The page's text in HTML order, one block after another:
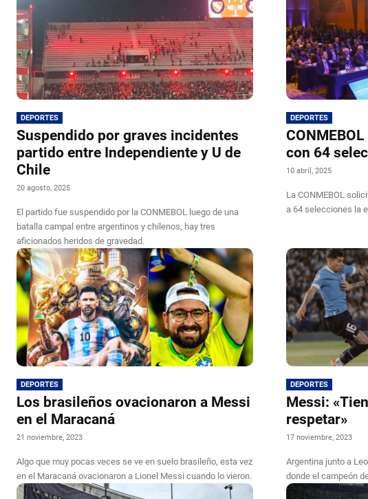
DEPORTES
Suspendido por graves incidentes
partido entre Independiente y U de
Chile
20 agosto, 2025
El partido fue suspendido por la CONMEBOL luego de una
batalla campal entre argentinos y chilenos, hay tres
aficionados heridos de gravedad.
DEPORTES
con 64
10 abril, 2025
La CONMEBOL
a 64 selecciones la
DEPORTES
Los brasileños ovacionaron a Messi
en el Maracaná
21 noviembre, 2023
Algo que muy pocas veces se ve en suelo brasileño, esta vez
en el Maracaná ovacionaron a Lionel Messi cuando lo vieron.
DEPORTES
Messi:
respetar»
17 noviembre, 2023
Argentina junto a
donde el campeón